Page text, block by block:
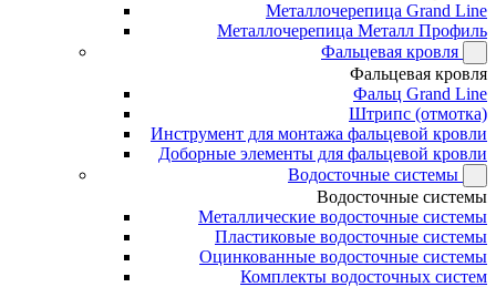
Металлочерепица Grand Line
Металлочерепица Металл Профиль
Фальцевая кровля
Фальцевая кровля
Фальц Grand Line
Штрипс (отмотка)
Инструмент для монтажа фальцевой кровли
Доборные элементы для фальцевой кровли
Водосточные системы
Водосточные системы
Металлические водосточные системы
Пластиковые водосточные системы
Оцинкованные водосточные системы
Комплекты водосточных систем